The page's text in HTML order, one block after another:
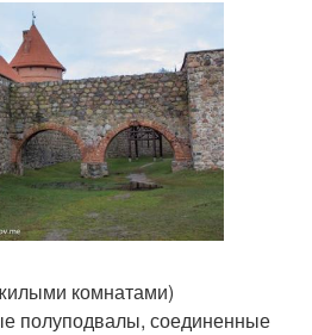
комнатами)
полуподвалы, соединенные